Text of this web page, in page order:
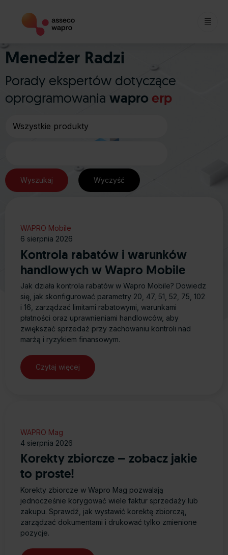
to
Menedżer Radzi
Porady ekspertów dotyczące
oprogramowania wapro erp
WAPRO Mobile
6 sierpnia 2026
Kontrola rabatów i warunków
handlowych w Wapro Mobile
Jak działa kontrola rabatów w Wapro Mobile? Dowiedz
się, jak skonfigurować parametry 20, 47, 51, 52, 75, 102
i 16, zarządzać limitami rabatowymi, warunkami
płatności oraz uprawnieniami handlowców, aby
zwiększać sprzedaż przy zachowaniu kontroli nad
marżą i ryzykiem finansowym.
Czytaj więcej
WAPRO Mag
4 sierpnia 2026
Korekty zbiorcze – zobacz jakie
to proste!
Korekty zbiorcze w Wapro Mag pozwalają
jednocześnie korygować wiele faktur sprzedaży lub
zakupu. Sprawdź, jak wystawić korektę zbiorczą,
zarządzać dokumentami i drukować tylko zmienione
pozycje.